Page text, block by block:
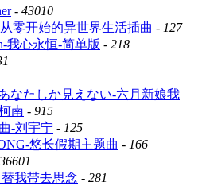
- 43010
零开始的异世界生活插曲 - 127
我心永恒-简单版 - 218
なたしか見えない-六月新娘我
南 - 915
-刘宇宁 - 125
悠长假期主题曲 - 166
36601
我带去思念 - 281